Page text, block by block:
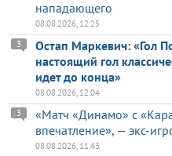
нападающего
08.08.2026, 12:25
Остап Маркевич: «Гол
настоящий гол
идет до конца»
3
08.08.2026, 12:04
«Матч «Динамо» с
впечатление», — экс-
3
08.08.2026, 11:43